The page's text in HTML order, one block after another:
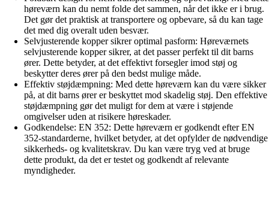
høreværn kan du nemt folde det sammen, når det ikke er i brug.
Det gør det praktisk at transportere og opbevare, så du kan tage
det med dig overalt uden besvær.
Selvjusterende kopper sikrer optimal pasform: Høreværnets
selvjusterende kopper sikrer, at det passer perfekt til dit barns
ører. Dette betyder, at det effektivt forsegler imod støj og
beskytter deres ører på den bedst mulige måde.
Effektiv støjdæmpning: Med dette høreværn kan du være sikker
på, at dit barns ører er beskyttet mod skadelig støj. Den effektive
støjdæmpning gør det muligt for dem at være i støjende
omgivelser uden at risikere høreskader.
Godkendelse: EN 352: Dette høreværn er godkendt efter EN
352-standarderne, hvilket betyder, at det opfylder de nødvendige
sikkerheds- og kvalitetskrav. Du kan være tryg ved at bruge
dette produkt, da det er testet og godkendt af relevante
myndigheder.